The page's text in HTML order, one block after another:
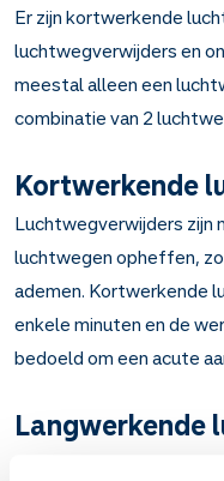
Er zijn kortwerkende
luchtwegverwijders en
meestal alleen een
combinatie van 2
Kortwerkende
Luchtwegverwijders zijn
luchtwegen opheffen,
ademen. Kortwerkende
enkele minuten en de
bedoeld om een acute
Langwerkende